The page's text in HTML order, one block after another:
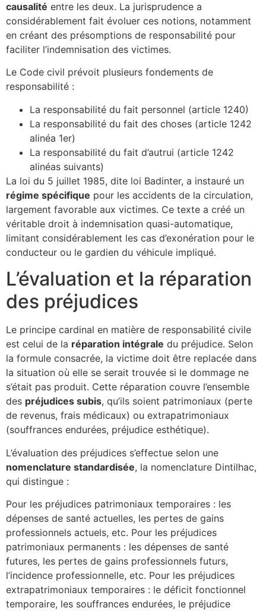
causalité entre les deux. La jurisprudence a
considérablement fait évoluer ces notions, notamment
en créant des présomptions de responsabilité pour
faciliter l’indemnisation des victimes.
Le Code civil prévoit plusieurs fondements de
responsabilité :
La responsabilité du fait personnel (article 1240)
La responsabilité du fait des choses (article 1242
alinéa 1er)
La responsabilité du fait d’autrui (article 1242
alinéas suivants)
La loi du 5 juillet 1985, dite loi Badinter, a instauré un
régime spécifique pour les accidents de la circulation,
largement favorable aux victimes. Ce texte a créé un
véritable droit à indemnisation quasi-automatique,
limitant considérablement les cas d’exonération pour le
conducteur ou le gardien du véhicule impliqué.
L’évaluation et la réparation
des préjudices
Le principe cardinal en matière de responsabilité civile
est celui de la réparation intégrale du préjudice. Selon
la formule consacrée, la victime doit être replacée dans
la situation où elle se serait trouvée si le dommage ne
s’était pas produit. Cette réparation couvre l’ensemble
des préjudices subis, qu’ils soient patrimoniaux (perte
de revenus, frais médicaux) ou extrapatrimoniaux
(souffrances endurées, préjudice esthétique).
L’évaluation des préjudices s’effectue selon une
nomenclature standardisée, la nomenclature Dintilhac,
qui distingue :
Pour les préjudices patrimoniaux temporaires : les
dépenses de santé actuelles, les pertes de gains
professionnels actuels, etc. Pour les préjudices
patrimoniaux permanents : les dépenses de santé
futures, les pertes de gains professionnels futurs,
l’incidence professionnelle, etc. Pour les préjudices
extrapatrimoniaux temporaires : le déficit fonctionnel
temporaire, les souffrances endurées, le préjudice